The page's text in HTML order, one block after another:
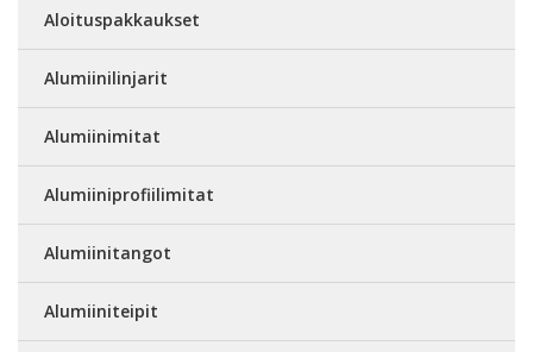
Aloituspakkaukset
Alumiinilinjarit
Alumiinimitat
Alumiiniprofiilimitat
Alumiinitangot
Alumiiniteipit